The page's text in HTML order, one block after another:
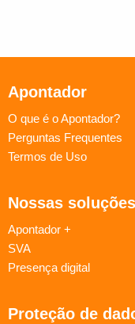
Apontador
O que é o Apontador?
Perguntas Frequentes
Termos de Uso
Nossas soluções
Apontador +
SVA
Presença digital
Proteção de